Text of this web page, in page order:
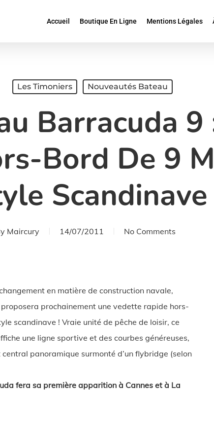
Accueil Boutique En Ligne Mentions Légales
Les Timoniers Nouveautés Bateau
Barracuda 9
Bord De 9
Scandinave
Maircury 14/07/2011 No Comments
en matière de construction navale,
prochainement une vedette rapide hors-
scandinave ! Vraie unité de pêche de loisir, ce
une ligne sportive et des courbes généreuses,
central panoramique surmonté d’un flybridge (selon
fera sa première apparition à Cannes et à La